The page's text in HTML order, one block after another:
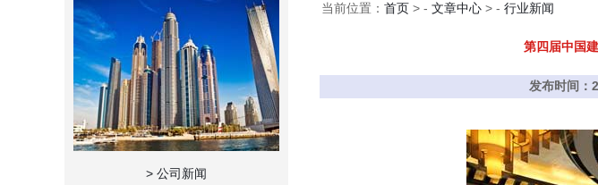
> 公司新闻
当前位置： 首页 > - 文章中心 > - 行业新闻
第四届中国
发布时间